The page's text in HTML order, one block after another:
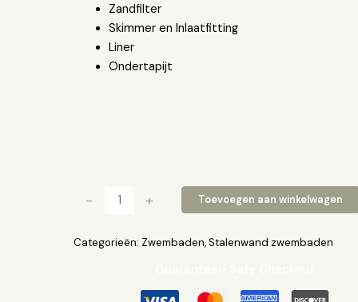
Zandfilter
Skimmer en Inlaatfitting
Liner
Ondertapijt
- + Toevoegen aan winkelwagen
Categorieën: Zwembaden,Stalenwand zwembaden